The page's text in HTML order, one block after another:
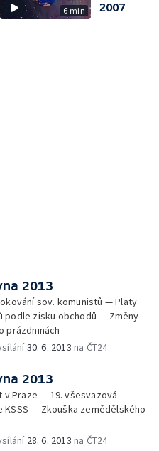
6 min
2007
2013
sov. komunistů — Platy
podle zisku obchodů — Změny
prázdninách
30. 6. 2013 na ČT24
2013
v Praze — 19. všesvazová
KSSS — Zkouška zemědělského
28. 6. 2013 na ČT24